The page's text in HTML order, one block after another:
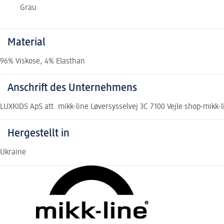
Grau
Material
96% Viskose, 4% Elasthan
Anschrift des Unternehmens
LUXKIDS ApS att. mikk-line Løversysselvej 3C 7100 Vejle shop-
Hergestellt in
Ukraine